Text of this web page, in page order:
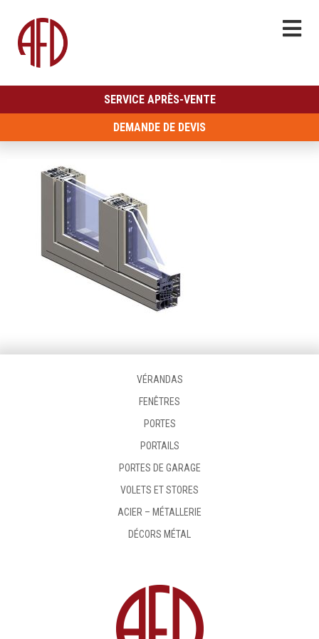
SERVICE APRÈS-VENTE
DEMANDE DE DEVIS
VÉRANDAS
FENÊTRES
PORTES
PORTAILS
PORTES DE GARAGE
VOLETS ET STORES
ACIER – MÉTALLERIE
DÉCORS MÉTAL